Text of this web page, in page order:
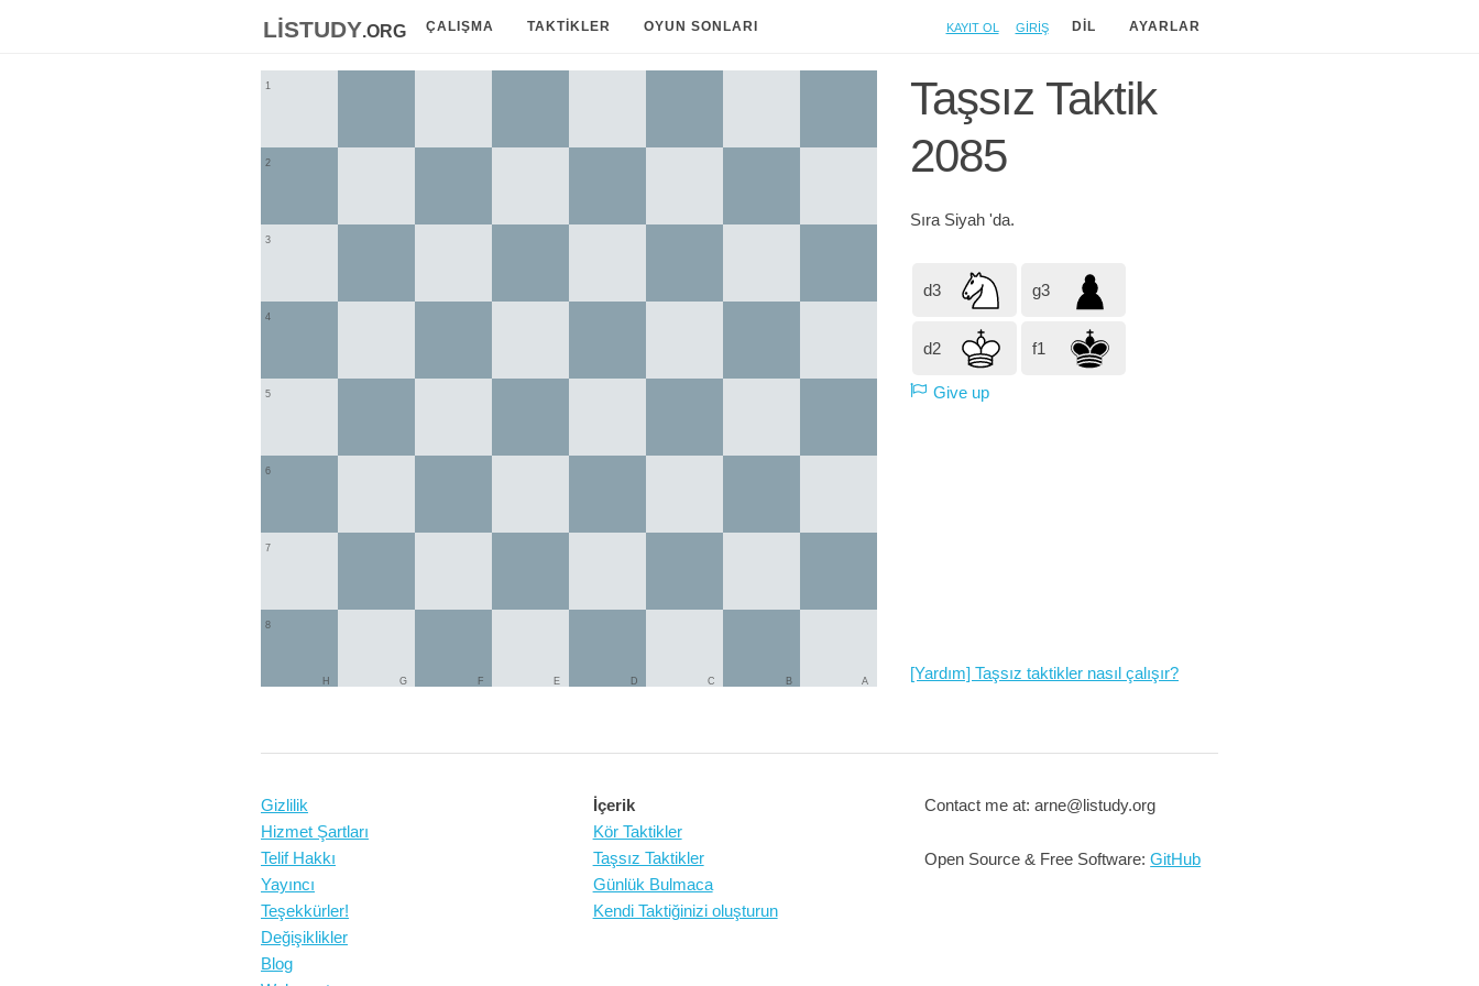
listudy.org ÇALIŞMA TAKTIKLER OYUN SONLARI Kayıt ol Giriş DIL AYARLAR
1
2
3
4
5
6
7
8
A
B
C
D
E
F
G
H
Taşsız Taktik
2085
Sıra Siyah 'da.
d3 g3
d2 f1
Give up
[Yardım] Taşsız taktikler nasıl çalışır?
Gizlilik
Hizmet Şartları
Telif Hakkı
Yayıncı
Teşekkürler!
Değişiklikler
Blog
İçerik
Kör Taktikler
Taşsız Taktikler
Günlük Bulmaca
Kendi Taktiğinizi oluşturun
Contact me at: arne@listudy.org
Open Source & Free Software:GitHub